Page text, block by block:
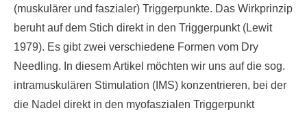
(muskulärer und faszialer) Triggerpunkte. Das Wirkprinzip
beruht auf dem Stich direkt in den Triggerpunkt (Lewit
1979). Es gibt zwei verschiedene Formen vom Dry
Needling. In diesem Artikel möchten wir uns auf die sog.
intramuskulären Stimulation (IMS) konzentrieren, bei der
die Nadel direkt in den myofaszialen Triggerpunkt